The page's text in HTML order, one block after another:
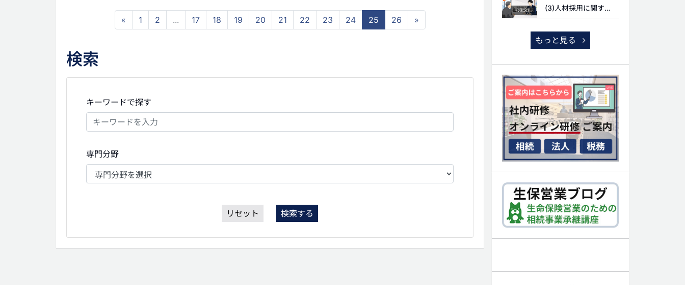
« 1 2 ... 17 18 19 20 21 22 23 24 25 26 »
検索
キーワードで探す
専門分野
リセット 検索する
03:31 (3)人材採用に関する質問
もっと見る